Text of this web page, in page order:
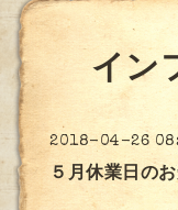
イン
2018-04-26
５月休業日の